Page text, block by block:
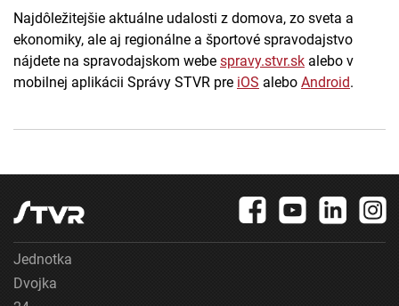
Najdôležitejšie aktuálne udalosti z domova, zo sveta a
ekonomiky, ale aj regionálne a športové spravodajstvo
nájdete na spravodajskom webe spravy.stvr.sk alebo v
mobilnej aplikácii Správy STVR pre iOS alebo Android.
Jednotka
Dvojka